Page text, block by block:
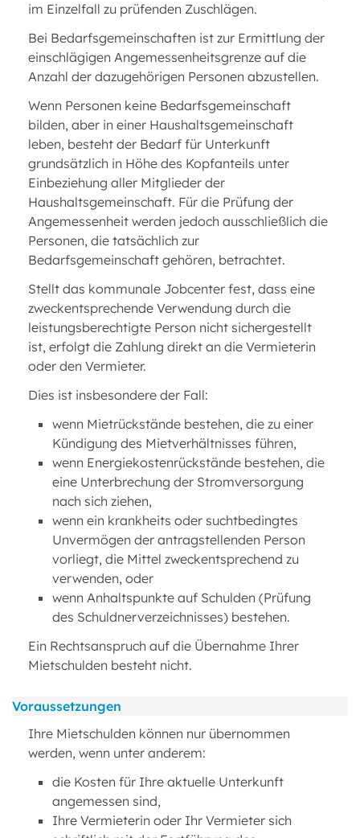
im Einzelfall zu prüfenden Zuschlägen.
Bei Bedarfsgemeinschaften ist zur Ermittlung der
einschlägigen Angemessenheitsgrenze auf die
Anzahl der dazugehörigen Personen abzustellen.
Wenn Personen keine Bedarfsgemeinschaft
bilden, aber in einer Haushaltsgemeinschaft
leben, besteht der Bedarf für Unterkunft
grundsätzlich in Höhe des Kopfanteils unter
Einbeziehung aller Mitglieder der
Haushaltsgemeinschaft. Für die Prüfung der
Angemessenheit werden jedoch ausschließlich die
Personen, die tatsächlich zur
Bedarfsgemeinschaft gehören, betrachtet.
Stellt das kommunale Jobcenter fest, dass eine
zweckentsprechende Verwendung durch die
leistungsberechtigte Person nicht sichergestellt
ist, erfolgt die Zahlung direkt an die Vermieterin
oder den Vermieter.
Dies ist insbesondere der Fall:
wenn Mietrückstände bestehen, die zu einer
Kündigung des Mietverhältnisses führen,
wenn Energiekostenrückstände bestehen, die
eine Unterbrechung der Stromversorgung
nach sich ziehen,
wenn ein krankheits oder suchtbedingtes
Unvermögen der antragstellenden Person
vorliegt, die Mittel zweckentsprechend zu
verwenden, oder
wenn Anhaltspunkte auf Schulden (Prüfung
des Schuldnerverzeichnisses) bestehen.
Ein Rechtsanspruch auf die Übernahme Ihrer
Mietschulden besteht nicht.
Voraussetzungen
Ihre Mietschulden können nur übernommen
werden, wenn unter anderem:
die Kosten für Ihre aktuelle Unterkunft
angemessen sind,
Ihre Vermieterin oder Ihr Vermieter sich